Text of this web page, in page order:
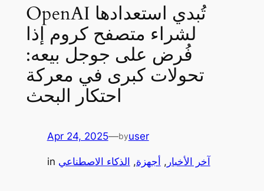
OpenAI تُبدي استعدادها
لشراء متصفح كروم إذا
فُرض على جوجل بيعه:
تحولات كبرى في معركة
احتكار البحث
Apr 24, 2025—byuser
in آخر الأخبار , أجهزة, الذكاء الاصطناعي